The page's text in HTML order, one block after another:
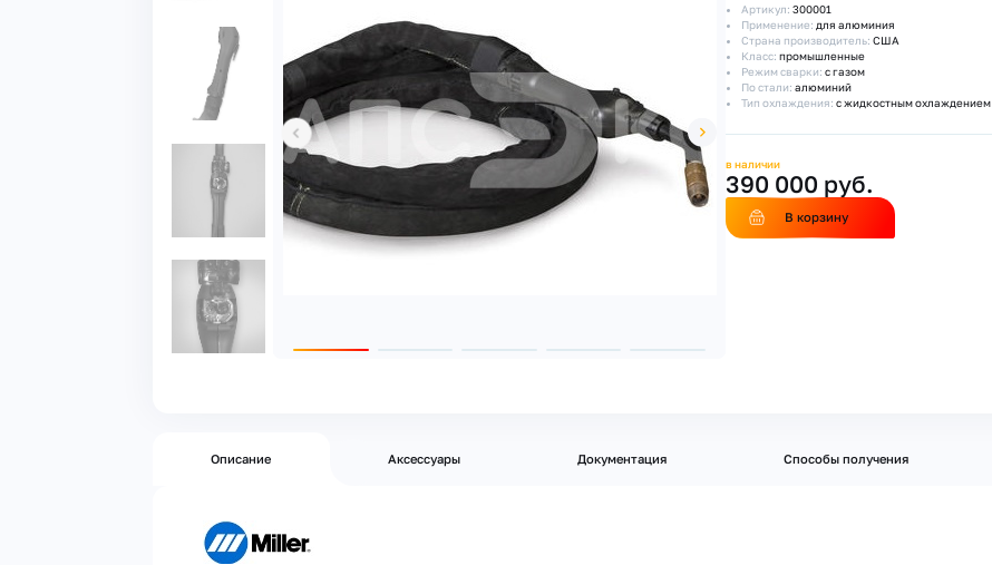
Артикул: 300001
Применение: для алюминия
Страна производитель: США
Класс: промышленные
Режим сварки: с газом
По стали: алюминий
Тип охлаждения: с жидкостным охлаждением
в наличии
390 000 руб.
В корзину
Описание Аксессуары Документация Способы получения